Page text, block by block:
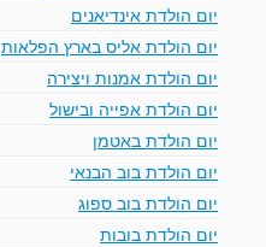
יום הולדת אינדיאנים
יום הולדת אליס בארץ הפלאות
יום הולדת אמנות ויצירה
יום הולדת אפייה ובישול
יום הולדת באטמן
יום הולדת בוב הבנאי
יום הולדת בוב ספוג
יום הולדת בובות